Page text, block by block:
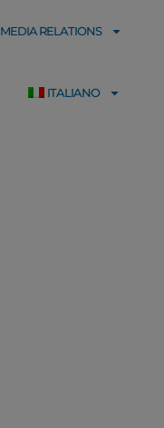
MEDIA RELATIONS
ITALIANO